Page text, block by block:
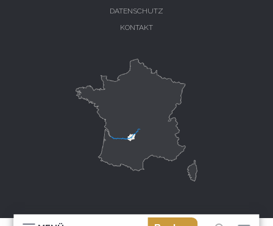
DATENSCHUTZ
KONTAKT